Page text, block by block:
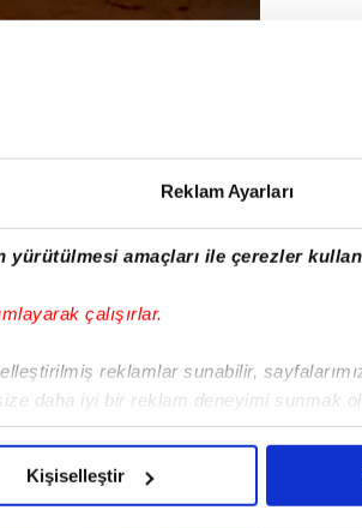
Reklam Ayarları
amaçları ile çerezler
çalışırlar.
reklamlar sunabilir,
daha iyi bir reklam deneyimi sunmak
ve bu noktada, reklamların
Kişiselleştir
incelemede ölen kişinin